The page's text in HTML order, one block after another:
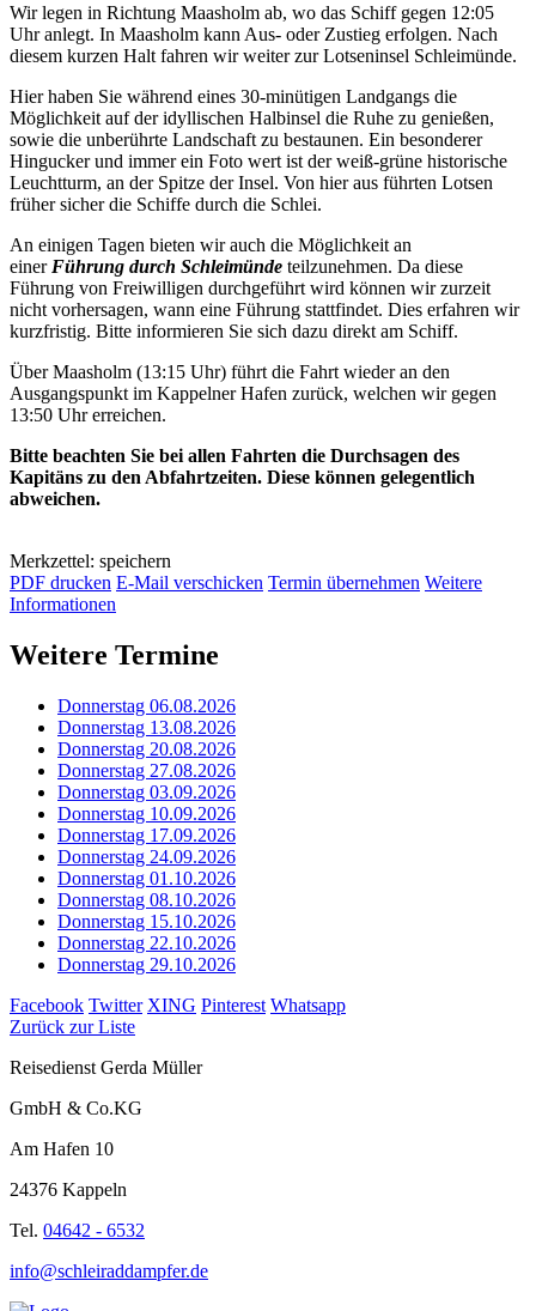
Wir legen in Richtung Maasholm ab, wo das Schiff gegen 12:05
Uhr anlegt. In Maasholm kann Aus- oder Zustieg erfolgen. Nach
diesem kurzen Halt fahren wir weiter zur Lotseninsel Schleimünde.
Hier haben Sie während eines 30-minütigen Landgangs die
Möglichkeit auf der idyllischen Halbinsel die Ruhe zu genießen,
sowie die unberührte Landschaft zu bestaunen. Ein besonderer
Hingucker und immer ein Foto wert ist der weiß-grüne historische
Leuchtturm, an der Spitze der Insel. Von hier aus führten Lotsen
früher sicher die Schiffe durch die Schlei.
An einigen Tagen bieten wir auch die Möglichkeit an
einer Führung durch Schleimünde teilzunehmen. Da diese
Führung von Freiwilligen durchgeführt wird können wir zurzeit
nicht vorhersagen, wann eine Führung stattfindet. Dies erfahren wir
kurzfristig. Bitte informieren Sie sich dazu direkt am Schiff.
Über Maasholm (13:15 Uhr) führt die Fahrt wieder an den
Ausgangspunkt im Kappelner Hafen zurück, welchen wir gegen
13:50 Uhr erreichen.
Bitte beachten Sie bei allen Fahrten die Durchsagen des
Kapitäns zu den Abfahrtzeiten. Diese können gelegentlich
abweichen.
Merkzettel: speichern
PDF drucken E-Mail verschicken Termin übernehmen Weitere
Informationen
Weitere Termine
Donnerstag 06.08.2026
Donnerstag 13.08.2026
Donnerstag 20.08.2026
Donnerstag 27.08.2026
Donnerstag 03.09.2026
Donnerstag 10.09.2026
Donnerstag 17.09.2026
Donnerstag 24.09.2026
Donnerstag 01.10.2026
Donnerstag 08.10.2026
Donnerstag 15.10.2026
Donnerstag 22.10.2026
Donnerstag 29.10.2026
Facebook Twitter XING Pinterest Whatsapp
Zurück zur Liste
Reisedienst Gerda Müller
GmbH & Co.KG
Am Hafen 10
24376 Kappeln
Tel. 04642 - 6532
info@schleiraddampfer.de